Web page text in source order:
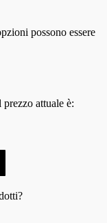
possono essere
prezzo attuale è: